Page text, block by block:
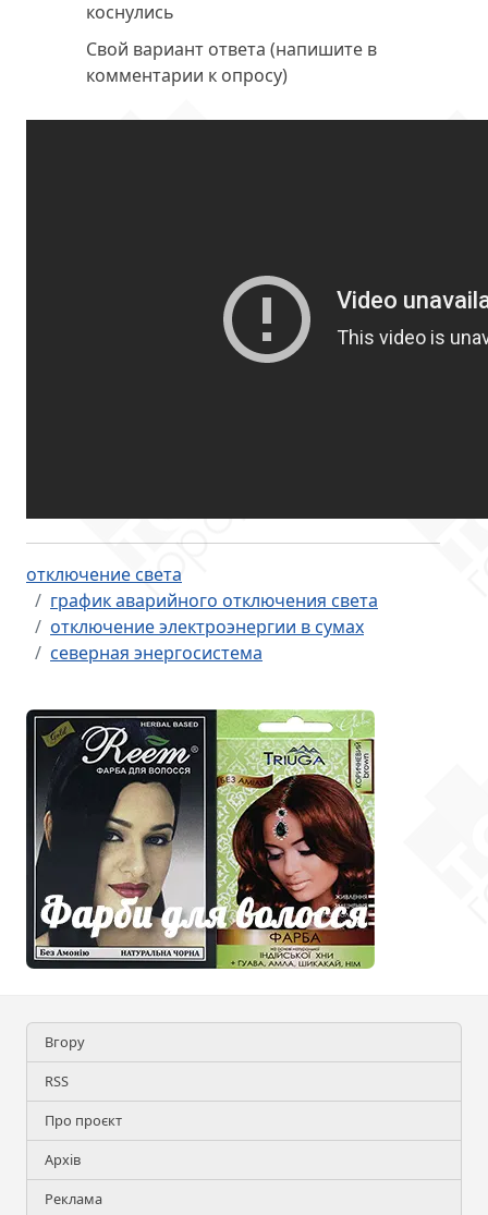
коснулись
Свой вариант ответа (напишите в
комментарии к опросу)
отключение света
график аварийного отключения света
отключение электроэнергии в сумах
северная энергосистема
Вгору
RSS
Про проєкт
Архів
Реклама